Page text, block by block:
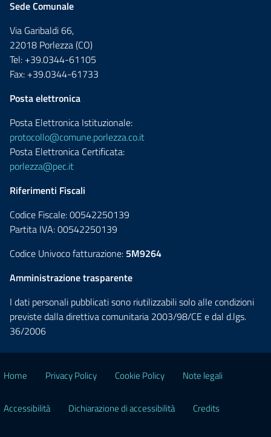
Sede Comunale
Via Garibaldi 66,
22018 Porlezza (CO)
Tel: +39.0344-61105
Fax: +39.0344-61733
Posta elettronica
Posta Elettronica Istituzionale:
protocollo@comune.porlezza.co.it
Posta Elettronica Certificata:
porlezza@pec.it
Riferimenti Fiscali
Codice Fiscale: 00542250139
Partita IVA: 00542250139
Codice Univoco fatturazione: 5M9264
Amministrazione trasparente
I dati personali pubblicati sono riutilizzabili solo alle condizioni
previste dalla direttiva comunitaria 2003/98/CE e dal d.lgs.
36/2006
Home Privacy Policy Cookie Policy Note legali
Accessibilità Dichiarazione di accessibilità Credits